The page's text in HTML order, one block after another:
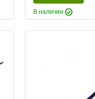
В наличии